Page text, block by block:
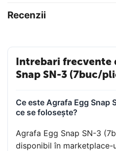
Recenzii
Intrebari frecvente
Snap SN-3 (7buc/
Ce este Agrafa Egg Snap
ce se folosește?
Agrafa Egg Snap SN-3
disponibil în marketplace-